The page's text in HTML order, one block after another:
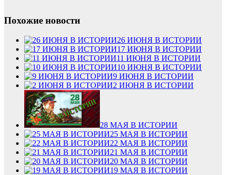
Похожие новости
26 ИЮНЯ В ИСТОРИИ
17 ИЮНЯ В ИСТОРИИ
11 ИЮНЯ В ИСТОРИИ
10 ИЮНЯ В ИСТОРИИ
9 ИЮНЯ В ИСТОРИИ
2 ИЮНЯ В ИСТОРИИ
28 МАЯ В ИСТОРИИ
25 МАЯ В ИСТОРИИ
22 МАЯ В ИСТОРИИ
21 МАЯ В ИСТОРИИ
20 МАЯ В ИСТОРИИ
19 МАЯ В ИСТОРИИ